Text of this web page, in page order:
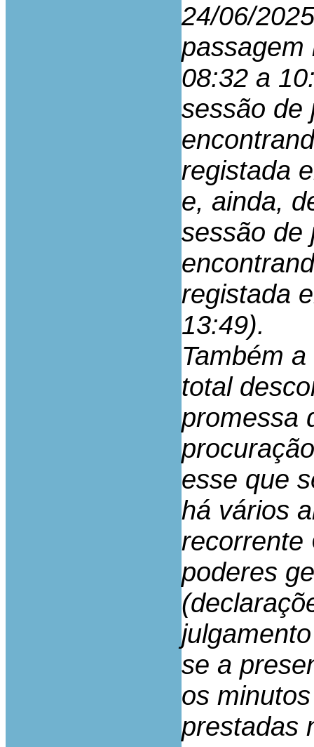
24/06/
passagem
08:32 a
sessão de
registada
e, ainda,
sessão de
registada
13:49).
Também
total
promessa
esse que
há vários
recorrente
poderes
se a
os
prestadas